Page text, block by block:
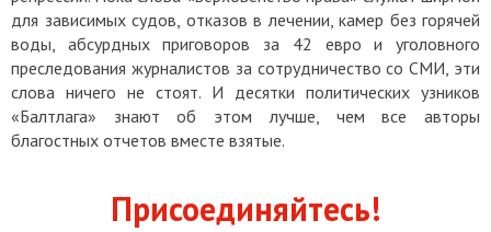
для зависимых судов, отказов в лечении, камер без горячей
воды, абсурдных приговоров за 42 евро и уголовного
преследования журналистов за сотрудничество со СМИ, эти
слова ничего не стоят. И десятки политических узников
«Балтлага» знают об этом лучше, чем все авторы
благостных отчетов вместе взятые.
Присоединяйтесь!